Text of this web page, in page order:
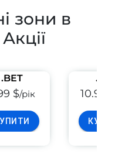
зони в
.BET
$/рік 10.99